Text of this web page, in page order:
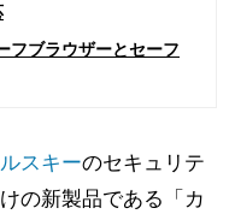
フブラウザーとセーフ
スキーのセキュリテ
の新製品である「カ